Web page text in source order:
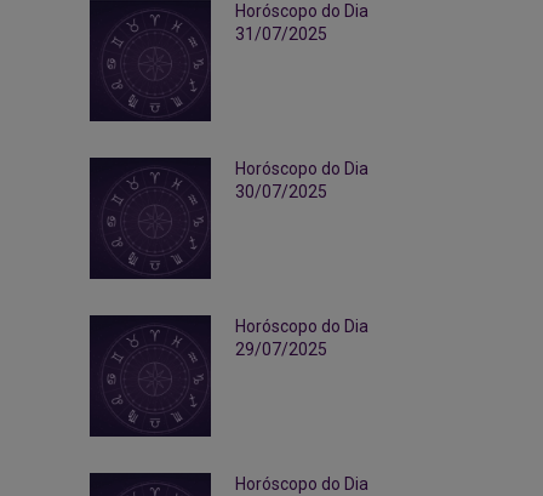
Horóscopo do Dia
31/07/2025
Horóscopo do Dia
30/07/2025
Horóscopo do Dia
29/07/2025
Horóscopo do Dia